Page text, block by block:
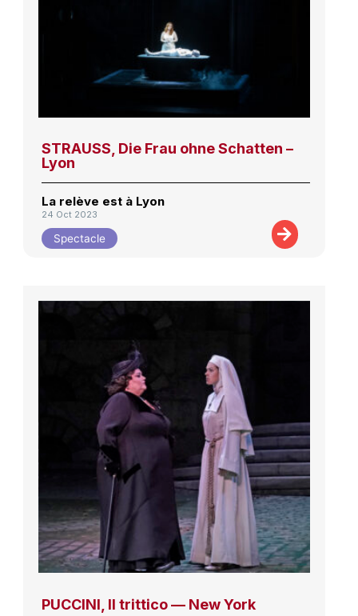
STRAUSS, Die Frau ohne Schatten –
Lyon
La relève est à Lyon
24 Oct 2023
Spectacle
PUCCINI, Il trittico — New York